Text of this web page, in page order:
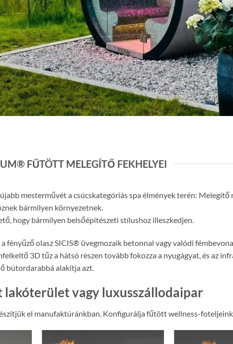
FŰTÖTT MELEGÍTŐ FEKHELYEI
mesterművét a csúcskategóriás spa élmények terén:
bármilyen környezetnek.
hogy bármilyen belsőépítészeti stílushoz illeszkedjen.
olasz SICIS® üvegmozaik betonnal vagy valódi
3D tűz a hátsó részen tovább fokozza a nyugágyat, és az
bútordarabbá alakítja azt.
lakóterület vagy luxusszállodaipar
el manufaktúránkban. Konfigurálja fűtött wellness-